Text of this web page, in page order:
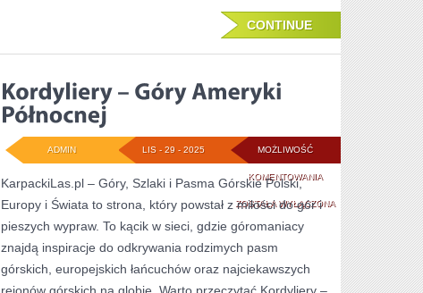
CONTINUE
MOŻLIWOŚĆ
KOMENTOWANIAKORDYLIERY
–
GÓRY
AMERYKI
PÓŁNOCNEJ
ZOSTAŁA WYŁĄCZONA
LIS - 29 - 2025
ADMIN
KarpackiLas.pl – Góry, Szlaki i Pasma Górskie Polski,
Europy i Świata to strona, który powstał z miłości do gór i
pieszych wypraw. To kącik w sieci, gdzie góromaniacy
znajdą inspiracje do odkrywania rodzimych pasm
górskich, europejskich łańcuchów oraz najciekawszych